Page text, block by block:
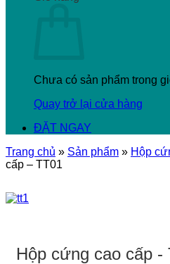
Chưa có sản phẩm trong
Quay trở lại cửa hàng
ĐẶT NGAY
Trang chủ » Sản phẩm » Hộp
cấp – TT01
Hộp cứng cao cấp -